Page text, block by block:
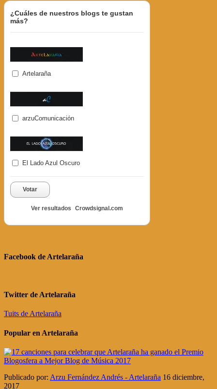
¿Cuáles de nuestros blogs te gustan
más?
Artelaraña
arzuComunicación
El Lado Azul Oscuro
Votar
Ver resultados Crowdsignal.com
Facebook de Artelaraña
Twitter de Artelaraña
Tuits de Artelaraña
Popular en Artelaraña
Publicado por: Arzu Fernández Andrés - Artelaraña 16 diciembre,
2017